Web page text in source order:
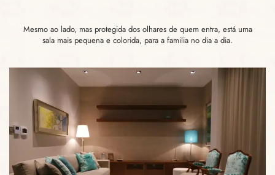
Mesmo ao lado, mas protegida dos olhares de quem entra, está uma
sala mais pequena e colorida, para a familia no dia a dia.